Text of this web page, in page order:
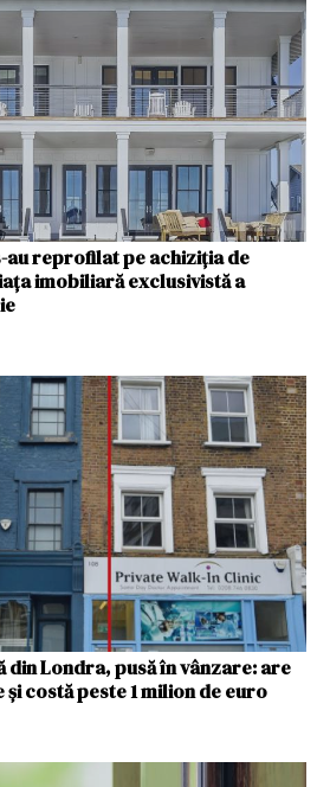
au reprofilat pe achiziția de
imobiliară exclusivistă a
din Londra, pusă în vânzare: are
costă peste 1 milion de euro